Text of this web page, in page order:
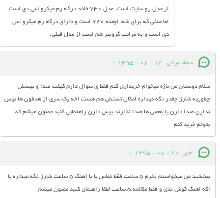
از مدل رو سایت است. مدل 730 فاقد درگاه رم میکرو اس دی است
اما مدلی که برای شما اومده 740 است و دارای درگاه رم میکرو اس
دی است و به مراتب گرونتر هم است از مدل قبلی.
سجاد براتی 14 - 08 - 1395
:
سلام دوستان من تازه میخوام خریداری کنم فقط ی سوال دارم کیفت صدا و بیسش
چطوریه شارژ چقدر نگه میداره امکان تستش هم هست اخه یک سری از هدفون ها بیس
ندارن صدا دارن یا بعضی ها صدا نذارند بیس دارن راهنمایی کنید ممنون میشم که
بتونم خرید کنم
امیر 20 - 08 - 1395
:
ببخشید من میخواستم بخرم 5 ساعت فقط تماس یا با اهنگ 5 ساعت شارژ نگه میداره یا
اگه اهنگ گوش ندی و فقط مکالمه 5 ساعت لطفا راهنمای کنید ممنون میشم